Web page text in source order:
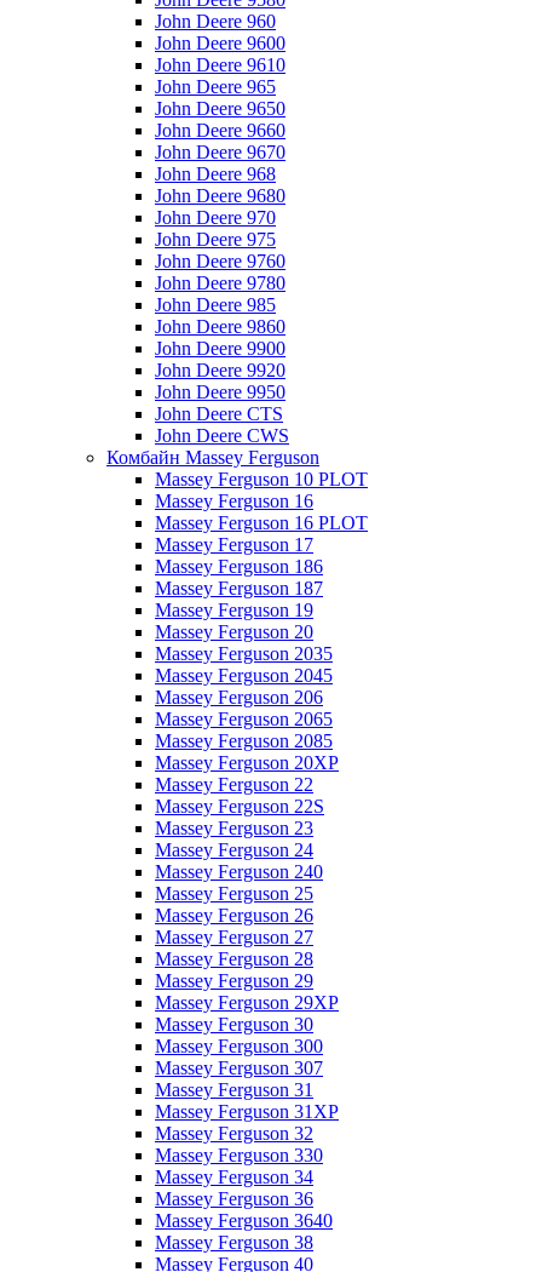
John Deere 960
John Deere 9600
John Deere 9610
John Deere 965
John Deere 9650
John Deere 9660
John Deere 9670
John Deere 968
John Deere 9680
John Deere 970
John Deere 975
John Deere 9760
John Deere 9780
John Deere 985
John Deere 9860
John Deere 9900
John Deere 9920
John Deere 9950
John Deere CTS
John Deere CWS
Комбайн Massey Ferguson
Massey Ferguson 10 PLOT
Massey Ferguson 16
Massey Ferguson 16 PLOT
Massey Ferguson 17
Massey Ferguson 186
Massey Ferguson 187
Massey Ferguson 19
Massey Ferguson 20
Massey Ferguson 2035
Massey Ferguson 2045
Massey Ferguson 206
Massey Ferguson 2065
Massey Ferguson 2085
Massey Ferguson 20XP
Massey Ferguson 22
Massey Ferguson 22S
Massey Ferguson 23
Massey Ferguson 24
Massey Ferguson 240
Massey Ferguson 25
Massey Ferguson 26
Massey Ferguson 27
Massey Ferguson 28
Massey Ferguson 29
Massey Ferguson 29XP
Massey Ferguson 30
Massey Ferguson 300
Massey Ferguson 307
Massey Ferguson 31
Massey Ferguson 31XP
Massey Ferguson 32
Massey Ferguson 330
Massey Ferguson 34
Massey Ferguson 36
Massey Ferguson 3640
Massey Ferguson 38
Massey Ferguson 40